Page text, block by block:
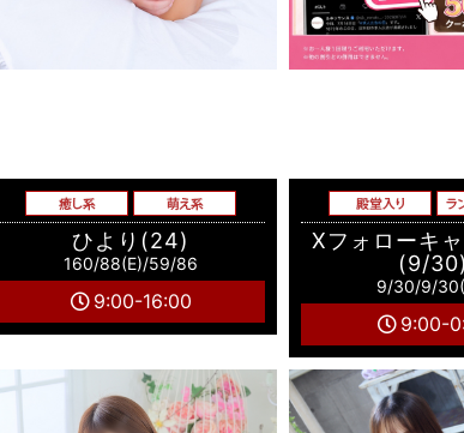
ひより(24)
160/88(E)/59/86
9:00-16:00
Xフォローキ
(9/30)
9/30/9/
9:00-